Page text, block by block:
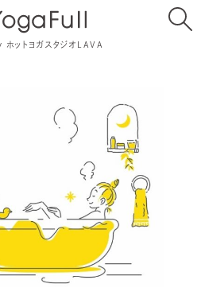
ットヨガスタジオLAVA